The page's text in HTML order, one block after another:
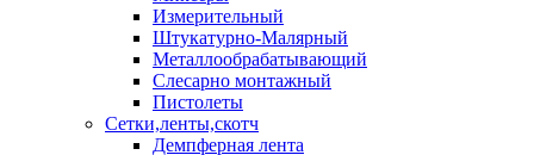
Измерительный
Штукатурно-Малярный
Металлообрабатывающий
Слесарно монтажный
Пистолеты
Сетки,ленты,скотч
Демпферная лента